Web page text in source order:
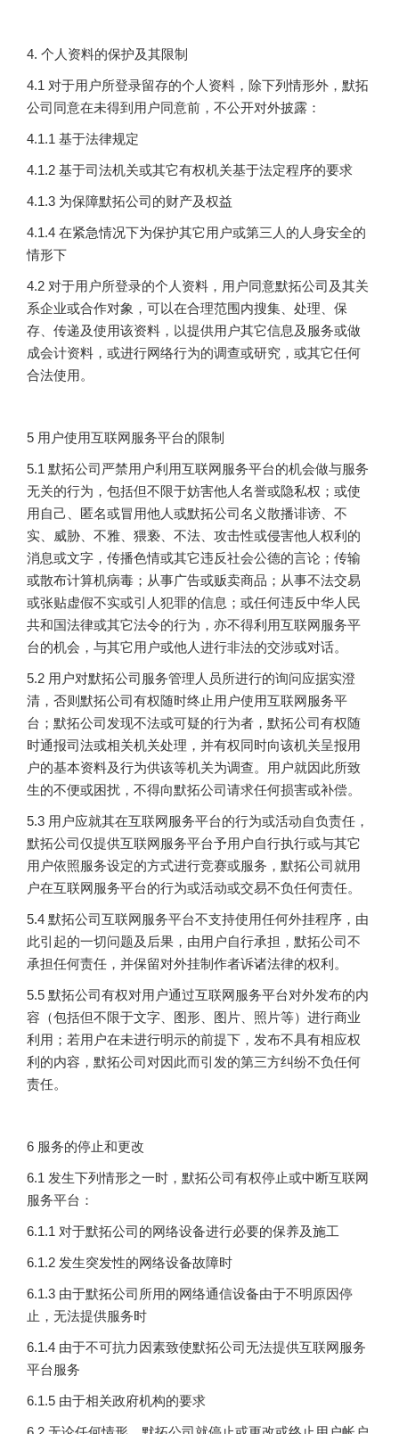
4. 个人资料的保护及其限制
4.1 对于用户所登录留存的个人资料，除下列情形外，默拓
公司同意在未得到用户同意前，不公开对外披露：
4.1.1 基于法律规定
4.1.2 基于司法机关或其它有权机关基于法定程序的要求
4.1.3 为保障默拓公司的财产及权益
4.1.4 在紧急情况下为保护其它用户或第三人的人身安全的
情形下
4.2 对于用户所登录的个人资料，用户同意默拓公司及其关
系企业或合作对象，可以在合理范围内搜集、处理、保
存、传递及使用该资料，以提供用户其它信息及服务或做
成会计资料，或进行网络行为的调查或研究，或其它任何
合法使用。
5 用户使用互联网服务平台的限制
5.1 默拓公司严禁用户利用互联网服务平台的机会做与服务
无关的行为，包括但不限于妨害他人名誉或隐私权；或使
用自己、匿名或冒用他人或默拓公司名义散播诽谤、不
实、威胁、不雅、猥亵、不法、攻击性或侵害他人权利的
消息或文字，传播色情或其它违反社会公德的言论；传输
或散布计算机病毒；从事广告或贩卖商品；从事不法交易
或张贴虚假不实或引人犯罪的信息；或任何违反中华人民
共和国法律或其它法令的行为，亦不得利用互联网服务平
台的机会，与其它用户或他人进行非法的交涉或对话。
5.2 用户对默拓公司服务管理人员所进行的询问应据实澄
清，否则默拓公司有权随时终止用户使用互联网服务平
台；默拓公司发现不法或可疑的行为者，默拓公司有权随
时通报司法或相关机关处理，并有权同时向该机关呈报用
户的基本资料及行为供该等机关为调查。用户就因此所致
生的不便或困扰，不得向默拓公司请求任何损害或补偿。
5.3 用户应就其在互联网服务平台的行为或活动自负责任，
默拓公司仅提供互联网服务平台予用户自行执行或与其它
用户依照服务设定的方式进行竞赛或服务，默拓公司就用
户在互联网服务平台的行为或活动或交易不负任何责任。
5.4 默拓公司互联网服务平台不支持使用任何外挂程序，由
此引起的一切问题及后果，由用户自行承担，默拓公司不
承担任何责任，并保留对外挂制作者诉诸法律的权利。
5.5 默拓公司有权对用户通过互联网服务平台对外发布的内
容（包括但不限于文字、图形、图片、照片等）进行商业
利用；若用户在未进行明示的前提下，发布不具有相应权
利的内容，默拓公司对因此而引发的第三方纠纷不负任何
责任。
6 服务的停止和更改
6.1 发生下列情形之一时，默拓公司有权停止或中断互联网
服务平台：
6.1.1 对于默拓公司的网络设备进行必要的保养及施工
6.1.2 发生突发性的网络设备故障时
6.1.3 由于默拓公司所用的网络通信设备由于不明原因停
止，无法提供服务时
6.1.4 由于不可抗力因素致使默拓公司无法提供互联网服务
平台服务
6.1.5 由于相关政府机构的要求